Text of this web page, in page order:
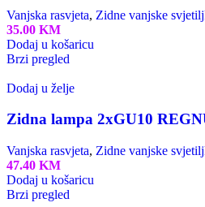
Vanjska rasvjeta, Zidne vanjske
35.00 KM
Dodaj u košaricu
Brzi pregled
Dodaj u želje
Zidna lampa 2xGU10
Vanjska rasvjeta, Zidne vanjske
47.40 KM
Dodaj u košaricu
Brzi pregled